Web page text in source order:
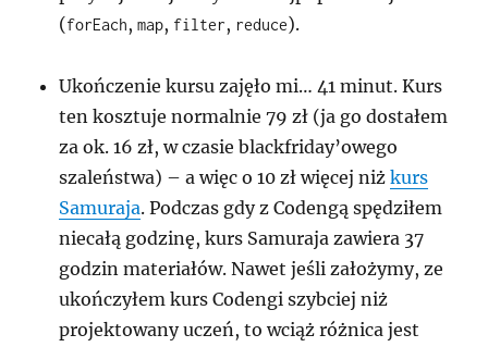
(forEach,map, filter, reduce).
Ukończenie kursu zajęło mi… 41 minut. Kurs
ten kosztuje normalnie 79 zł (ja go dostałem
za ok. 16 zł, w czasie blackfriday’owego
szaleństwa) – a więc o 10 zł więcej niżkurs
Samuraja. Podczas gdy z Codengą spędziłem
niecałą godzinę, kurs Samuraja zawiera 37
godzin materiałów. Nawet jeśli założymy, ze
ukończyłem kurs Codengi szybciej niż
projektowany uczeń, to wciąż różnica jest